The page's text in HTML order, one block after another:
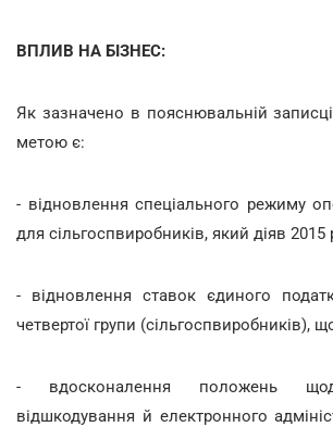
ВПЛИВ НА БІЗНЕС:
Як зазначено в пояснювальній
метою є:
- відновлення спеціального режиму
для сільгоспвиробників, який діяв 2015
- відновлення ставок єдиного
четвертої групи (сільгоспвиробників),
- вдосконалення положень
відшкодування й електронного